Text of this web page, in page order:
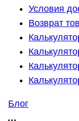
Условия
Возврат
Блог